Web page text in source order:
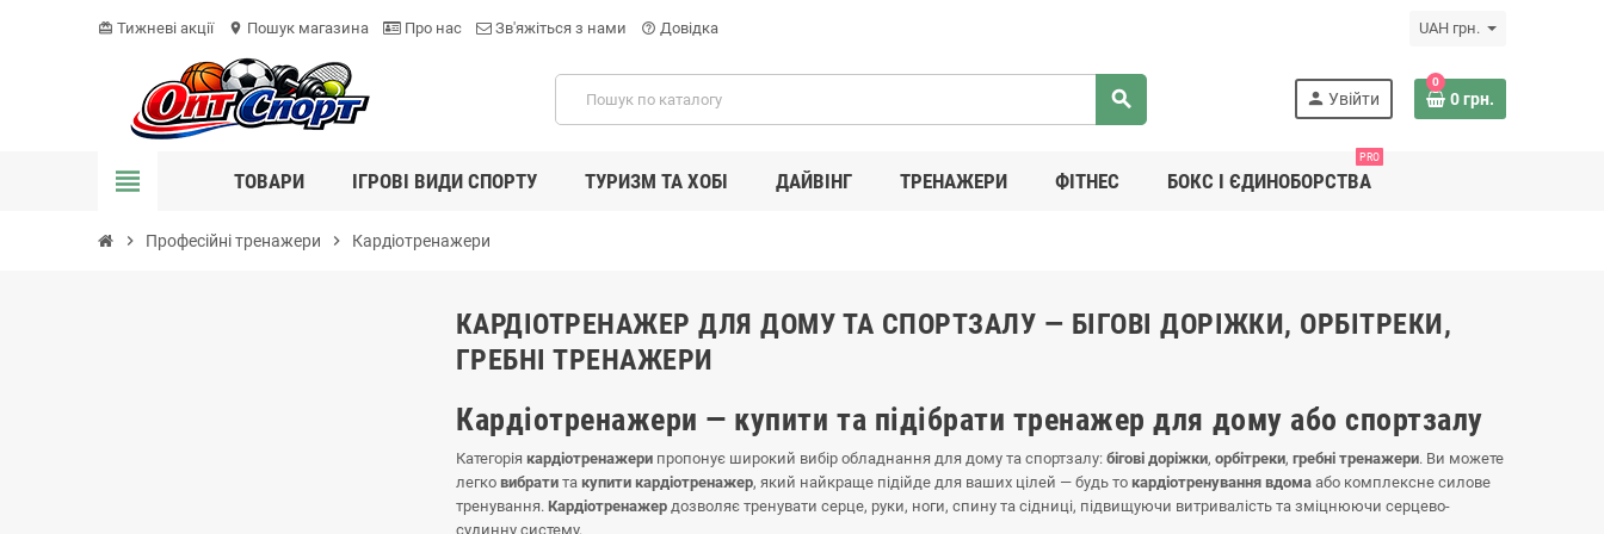
card_giftcard Тижневі акції location_on Пошук магазина Про нас Зв'яжіться з нами help_outline Довідка UAH грн.
search person Увійти
0
0 грн.
view_headline ТОВАРИ ІГРОВІ ВИДИ СПОРТУ ТУРИЗМ ТА ХОБІ ДАЙВІНГ ТРЕНАЖЕРИ ФІТНЕС БОКС І ЄДИНОБОРСТВА
PRO
chevron_right Професійні тренажери chevron_right Кардіотренажери
КАРДІОТРЕНАЖЕР ДЛЯ ДОМУ ТА СПОРТЗАЛУ — БІГОВІ ДОРІЖКИ, ОРБІТРЕКИ,
ГРЕБНІ ТРЕНАЖЕРИ
Кардіотренажери — купити та підібрати тренажер для дому або спортзалу
Категорія кардіотренажери пропонує широкий вибір обладнання для дому та спортзалу: бігові доріжки, орбітреки, гребні тренажери. Ви можете
легко вибрати та купити кардіотренажер, який найкраще підійде для ваших цілей — будь то кардіотренування вдома або комплексне силове
тренування. Кардіотренажер дозволяє тренувати серце, руки, ноги, спину та сідниці, підвищуючи витривалість та зміцнюючи серцево-
судинну систему.